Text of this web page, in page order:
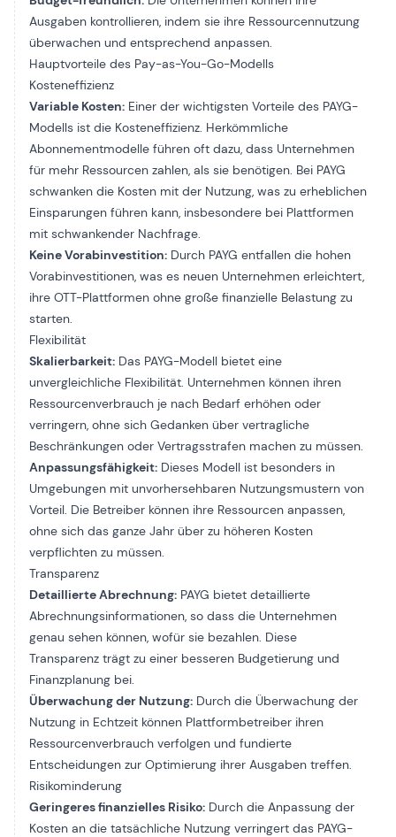
Ausgaben kontrollieren, indem sie ihre Ressourcennutzung
überwachen und entsprechend anpassen.
Hauptvorteile des Pay-as-You-Go-Modells
Kosteneffizienz
Variable Kosten: Einer der wichtigsten Vorteile des PAYG-
Modells ist die Kosteneffizienz. Herkömmliche
Abonnementmodelle führen oft dazu, dass Unternehmen
für mehr Ressourcen zahlen, als sie benötigen. Bei PAYG
schwanken die Kosten mit der Nutzung, was zu erheblichen
Einsparungen führen kann, insbesondere bei Plattformen
mit schwankender Nachfrage.
Keine Vorabinvestition: Durch PAYG entfallen die hohen
Vorabinvestitionen, was es neuen Unternehmen erleichtert,
ihre OTT-Plattformen ohne große finanzielle Belastung zu
starten.
Flexibilität
Skalierbarkeit: Das PAYG-Modell bietet eine
unvergleichliche Flexibilität. Unternehmen können ihren
Ressourcenverbrauch je nach Bedarf erhöhen oder
verringern, ohne sich Gedanken über vertragliche
Beschränkungen oder Vertragsstrafen machen zu müssen.
Anpassungsfähigkeit: Dieses Modell ist besonders in
Umgebungen mit unvorhersehbaren Nutzungsmustern von
Vorteil. Die Betreiber können ihre Ressourcen anpassen,
ohne sich das ganze Jahr über zu höheren Kosten
verpflichten zu müssen.
Transparenz
Detaillierte Abrechnung: PAYG bietet detaillierte
Abrechnungsinformationen, so dass die Unternehmen
genau sehen können, wofür sie bezahlen. Diese
Transparenz trägt zu einer besseren Budgetierung und
Finanzplanung bei.
Überwachung der Nutzung: Durch die Überwachung der
Nutzung in Echtzeit können Plattformbetreiber ihren
Ressourcenverbrauch verfolgen und fundierte
Entscheidungen zur Optimierung ihrer Ausgaben treffen.
Risikominderung
Geringeres finanzielles Risiko: Durch die Anpassung der
Kosten an die tatsächliche Nutzung verringert das PAYG-